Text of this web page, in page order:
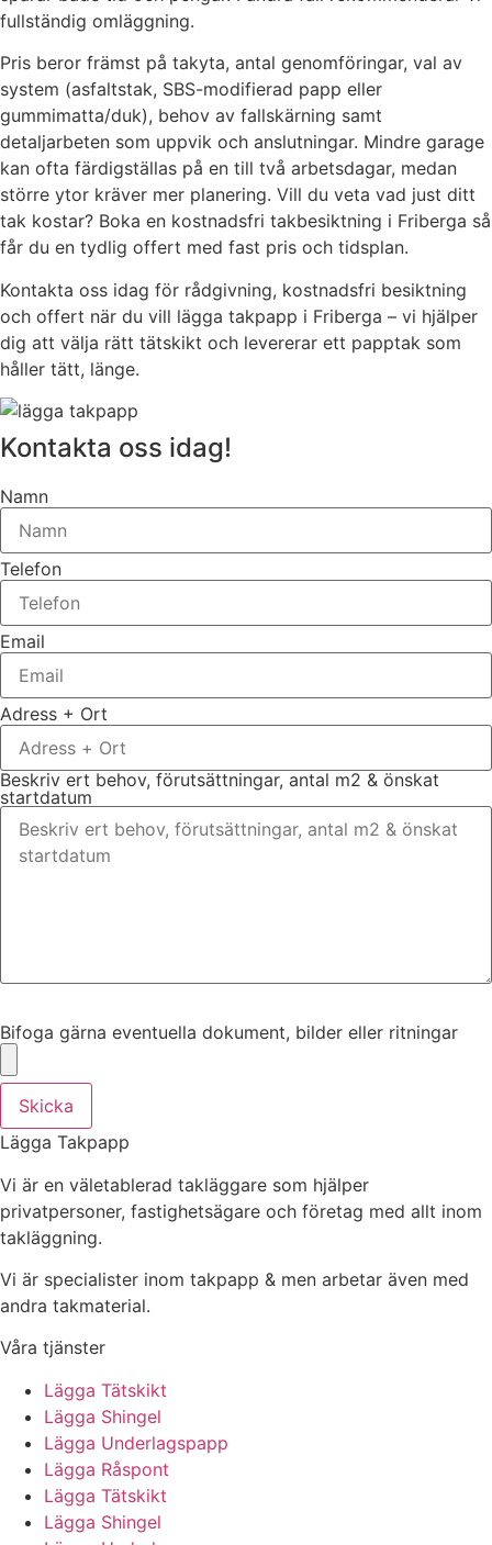
fullständig omläggning.
Pris beror främst på takyta, antal genomföringar, val av
system (asfaltstak, SBS-modifierad papp eller
gummimatta/duk), behov av fallskärning samt
detaljarbeten som uppvik och anslutningar. Mindre garage
kan ofta färdigställas på en till två arbetsdagar, medan
större ytor kräver mer planering. Vill du veta vad just ditt
tak kostar? Boka en kostnadsfri takbesiktning i Friberga så
får du en tydlig offert med fast pris och tidsplan.
Kontakta oss idag för rådgivning, kostnadsfri besiktning
och offert när du vill lägga takpapp i Friberga – vi hjälper
dig att välja rätt tätskikt och levererar ett papptak som
håller tätt, länge.
Kontakta oss idag!
Namn
Telefon
Email
Adress + Ort
Beskriv ert behov, förutsättningar, antal m2 & önskat
startdatum
Bifoga gärna eventuella dokument, bilder eller ritningar
Skicka
Lägga Takpapp
Vi är en väletablerad takläggare som hjälper
privatpersoner, fastighetsägare och företag med allt inom
takläggning.
Vi är specialister inom takpapp & men arbetar även med
andra takmaterial.
Våra tjänster
Lägga Tätskikt
Lägga Shingel
Lägga Underlagspapp
Lägga Råspont
Lägga Tätskikt
Lägga Shingel